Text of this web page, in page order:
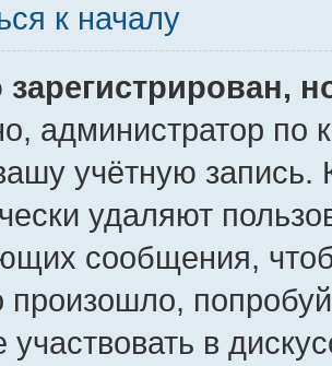
к началу
администратор по
учётную запись.
удаляют
сообщения,
произошло,
участвовать в